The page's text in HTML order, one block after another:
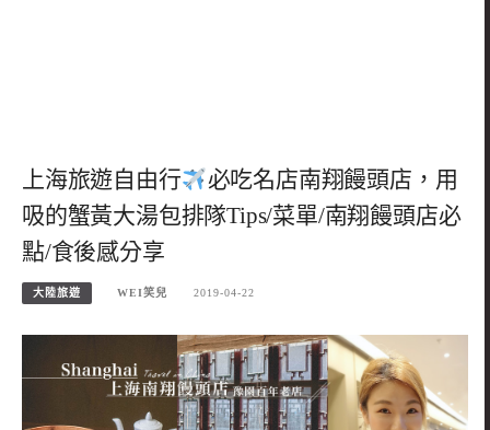
上海旅遊自由行
必吃名店南翔饅頭店，用
吸的蟹黃大湯包排隊Tips/菜單/南翔饅頭店必
點/食後感分享
大陸旅遊 WEI笑兒 2019-04-22